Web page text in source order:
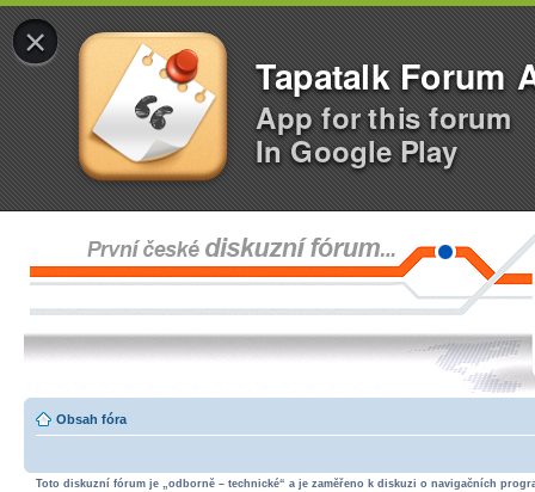
×
Tapatalk Forum
App for this forum
In Google Play
Obsah fóra
Toto diskuzní fórum je „odborně – technické“ a je zaměřeno k diskuzi o navigačních